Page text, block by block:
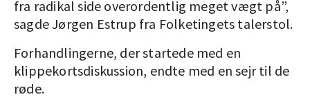
fra radikal side overordentlig meget vægt på”,
sagde Jørgen Estrup fra Folketingets talerstol.
Forhandlingerne, der startede med en
klippekortsdiskussion, endte med en sejr til de
røde.